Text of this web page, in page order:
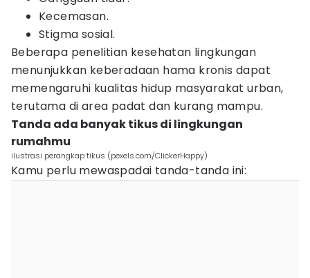
Kecemasan.
Stigma sosial.
Beberapa penelitian kesehatan lingkungan
menunjukkan keberadaan hama kronis dapat
memengaruhi kualitas hidup masyarakat urban,
terutama di area padat dan kurang mampu.
Tanda ada banyak tikus di lingkungan
rumahmu
ilustrasi perangkap tikus (pexels.com/ClickerHappy)
Kamu perlu mewaspadai tanda-tanda ini: